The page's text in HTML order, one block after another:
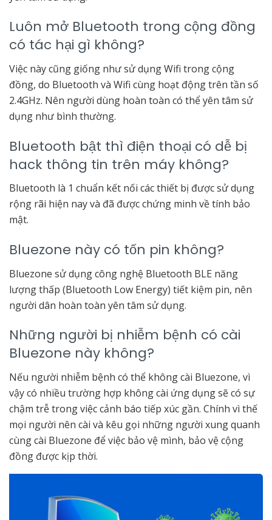
Luôn mở Bluetooth trong cộng đồng
có tác hại gì không?
Việc này cũng giống như sử dụng Wifi trong cộng
đồng, do Bluetooth và Wifi cùng hoạt động trên tần số
2.4GHz. Nên người dùng hoàn toàn có thể yên tâm sử
dụng như bình thường.
Bluetooth bật thì điện thoại có dễ bị
hack thông tin trên máy không?
Bluetooth là 1 chuẩn kết nối các thiết bị được sử dụng
rộng rãi hiện nay và đã được chứng minh về tính bảo
mật.
Bluezone này có tốn pin không?
Bluezone sử dụng công nghệ Bluetooth BLE năng
lượng thấp (Bluetooth Low Energy) tiết kiệm pin, nên
người dân hoàn toàn yên tâm sử dụng.
Những người bị nhiễm bệnh có cài
Bluezone này không?
Nếu người nhiễm bệnh có thể không cài Bluezone, vì
vậy có nhiều trường hợp không cài ứng dụng sẽ có sự
chậm trễ trong việc cảnh báo tiếp xúc gần. Chính vì thế
mọi người nên cài và kêu gọi những người xung quanh
cùng cài Bluezone để việc bảo vệ mình, bảo vệ cộng
đồng được kịp thời.